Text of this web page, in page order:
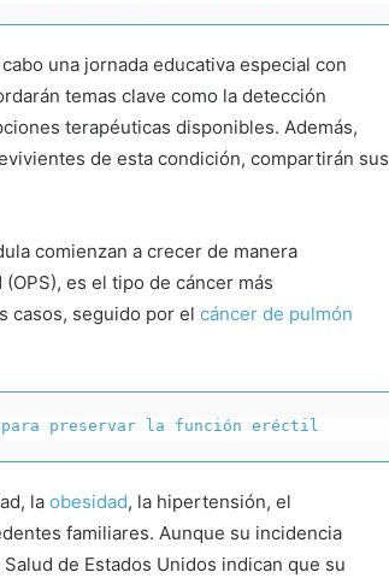
una jornada educativa especial con
temas clave como la detección
terapéuticas disponibles. Además,
de esta condición, compartirán sus
comienzan a crecer de manera
es el tipo de cáncer más
casos, seguido por el cáncer de pulmón
para preservar la función eréctil
la obesidad, la hipertensión, el
familiares. Aunque su incidencia
de Estados Unidos indican que su